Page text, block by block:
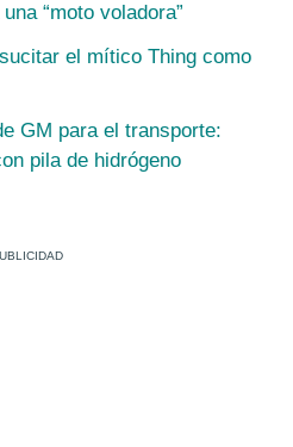
“moto voladora”
el mítico Thing como
GM para el transporte:
pila de hidrógeno